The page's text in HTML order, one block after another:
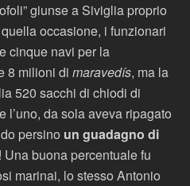
giunse a Siviglia proprio
occasione, i funzionari
cinque navi per la
8 milioni di maravedís, ma la
520 sacchi di chiodi di
l’uno, da sola aveva ripagato
persino un guadagno di
! Una buona percentuale fu
marinai, lo stesso Antonio